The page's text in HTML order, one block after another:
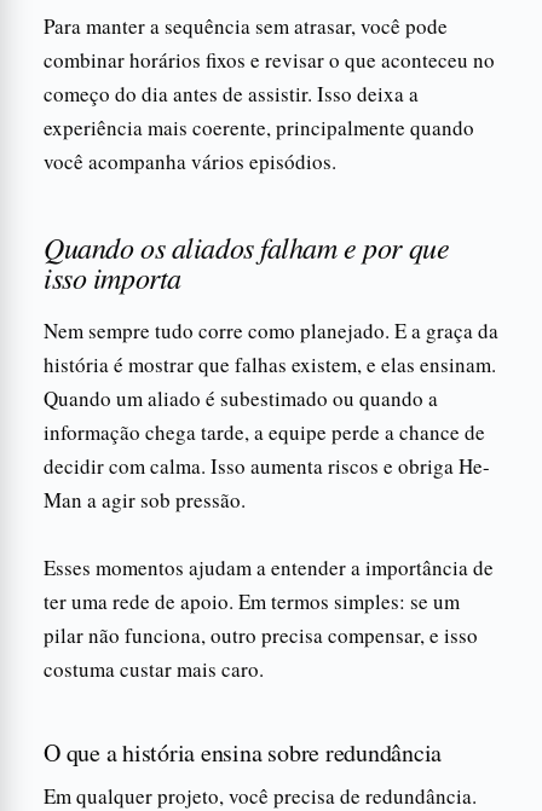
Para manter a sequência sem atrasar, você pode
combinar horários fixos e revisar o que aconteceu no
começo do dia antes de assistir. Isso deixa a
experiência mais coerente, principalmente quando
você acompanha vários episódios.
Quando os aliados falham e por que
isso importa
Nem sempre tudo corre como planejado. E a graça da
história é mostrar que falhas existem, e elas ensinam.
Quando um aliado é subestimado ou quando a
informação chega tarde, a equipe perde a chance de
decidir com calma. Isso aumenta riscos e obriga He-
Man a agir sob pressão.
Esses momentos ajudam a entender a importância de
ter uma rede de apoio. Em termos simples: se um
pilar não funciona, outro precisa compensar, e isso
costuma custar mais caro.
O que a história ensina sobre redundância
Em qualquer projeto, você precisa de redundância.